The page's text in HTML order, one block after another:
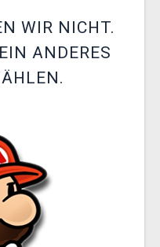
WIR NICHT.
ANDERES